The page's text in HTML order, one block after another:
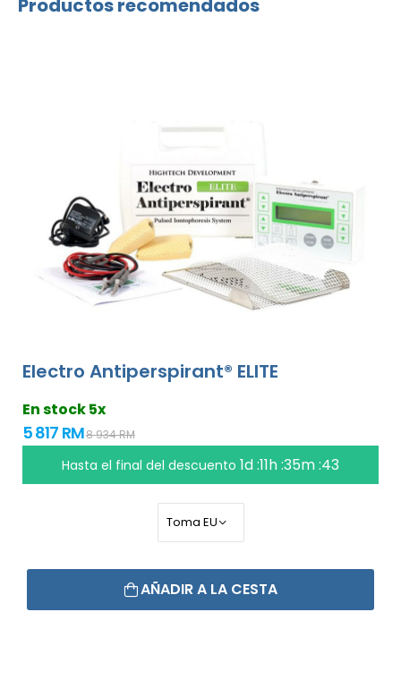
Productos recomendados
Electro Antiperspirant® ELITE
En stock 5x
5 817 RM8 934 RM
Hasta el final del descuento 1d :11h :35m :42
AÑADIR A LA CESTA